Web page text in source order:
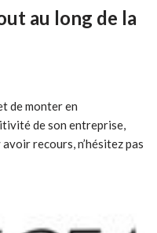
au long de la
de monter en
de son entreprise,
recours, n’hésitez pas